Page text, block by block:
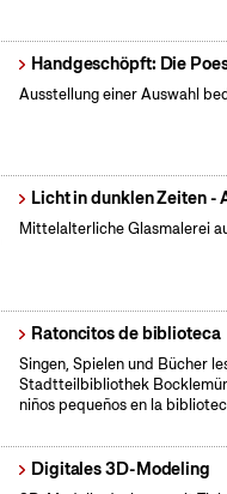
Handgeschöpft: Die
Ausstellung einer Auswahl
Licht in dunklen Zeiten -
Mittelalterliche Glasmalerei
Ratoncitos de biblioteca
Singen, Spielen und Bücher
Stadtteilbibliothek
niños pequeños en la
Digitales 3D-Modeling